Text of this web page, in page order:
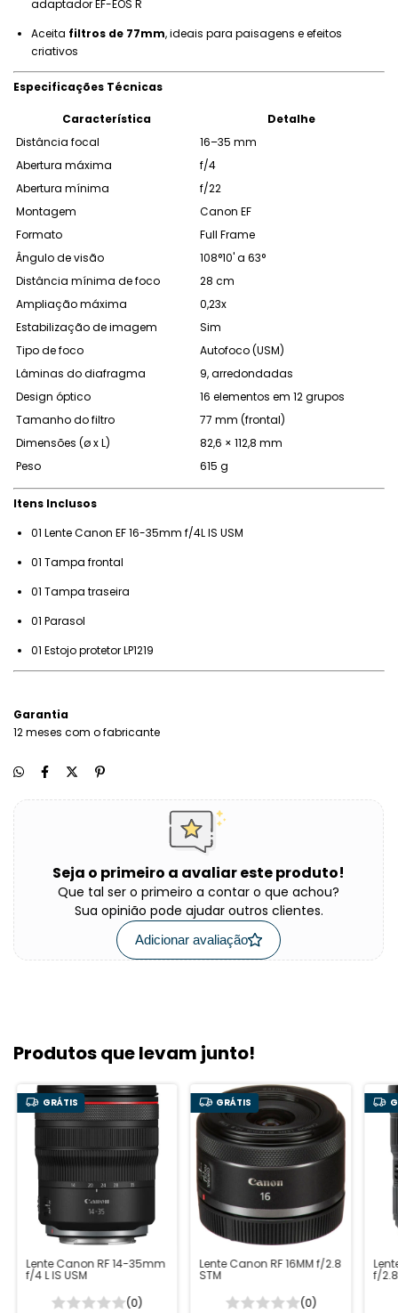
adaptador EF-EOS R
Aceita filtros de 77mm, ideais para paisagens e efeitos
criativos
Especificações Técnicas
Característica
Detalhe
Distância focal
16–35 mm
Abertura máxima
f/4
Abertura mínima
f/22
Montagem
Canon EF
Formato
Full Frame
Ângulo de visão
108°10' a 63°
Distância mínima de foco
28 cm
Ampliação máxima
0,23x
Estabilização de imagem
Sim
Tipo de foco
Autofoco (USM)
Lâminas do diafragma
9, arredondadas
Design óptico
16 elementos em 12 grupos
Tamanho do filtro
77 mm (frontal)
Dimensões (ø x L)
82,6 × 112,8 mm
Peso
615 g
Itens Inclusos
01 Lente Canon EF 16-35mm f/4L IS USM
01 Tampa frontal
01 Tampa traseira
01 Parasol
01 Estojo protetor LP1219
Garantia
12 meses com o fabricante
Seja o primeiro a avaliar este produto!
Que tal ser o primeiro a contar o que achou?
Sua opinião pode ajudar outros clientes.
Adicionar avaliação
Produtos que levam junto!
GRÁTIS
Lente Canon RF 14-35mm
f/4 L IS USM
(0)
GRÁTIS
Lente Canon RF 16MM f/2.8
STM
(0)
f/2.8